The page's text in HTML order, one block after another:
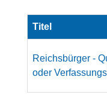
Titel
Reichsbürger -
oder